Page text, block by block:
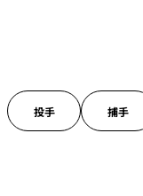
投手 捕手